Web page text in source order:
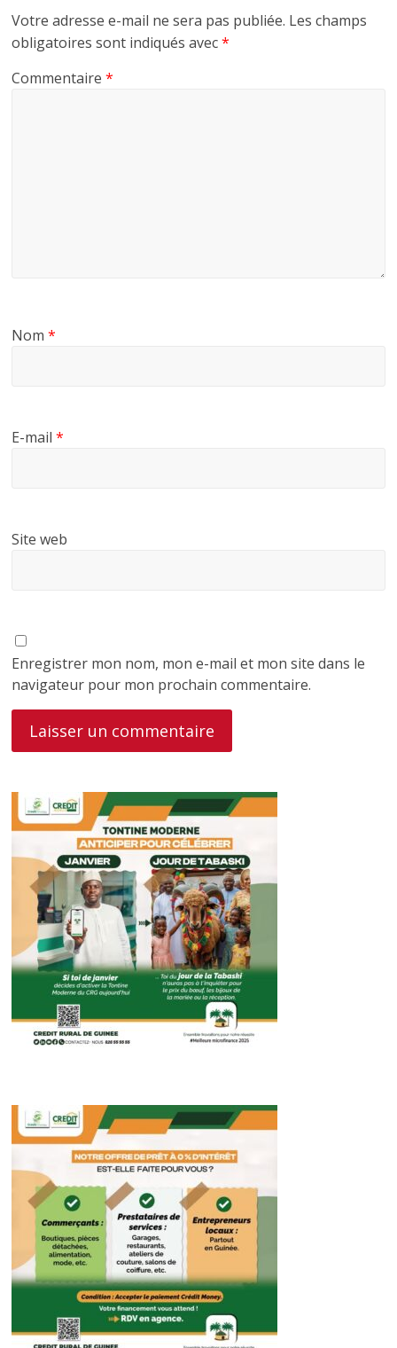
Votre adresse e-mail ne sera pas publiée. Les champs
obligatoires sont indiqués avec*
Commentaire*
Nom*
E-mail*
Site web
Enregistrer mon nom, mon e-mail et mon site dans le
navigateur pour mon prochain commentaire.